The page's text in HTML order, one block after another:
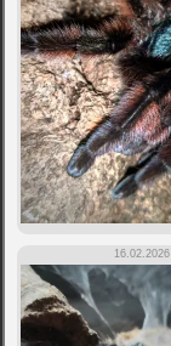
16.02.2026